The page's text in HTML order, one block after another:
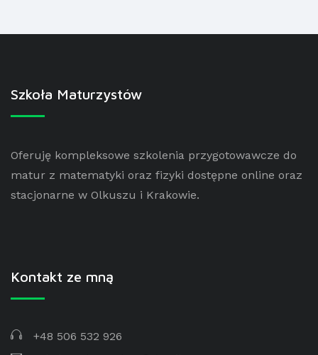
Szkoła Maturzystów
Oferuję kompleksowe szkolenia przygotowawcze do
matur z matematyki oraz fizyki dostępne online oraz
stacjonarne w Olkuszu i Krakowie.
Kontakt ze mną
+48 506 532 926